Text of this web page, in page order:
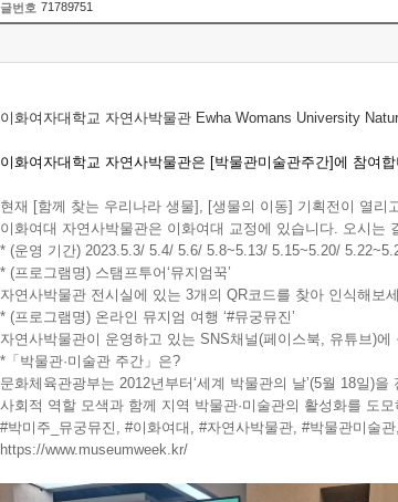
글번호 71789751
이화여자대학교 자연사박물관 Ewha Womans University
이화여자대학교 자연사박물관은 [박물관미술관주간]에 참여
현재 [함께 찾는 우리나라 생물], [생물의 이동] 기획전이 열
이화여대 자연사박물관은 이화여대 교정에 있습니다. 오시는
* (운영 기간) 2023.5.3/ 5.4/ 5.6/ 5.8~5.13/ 5.15~5.20/
* (프로그램명) 스탬프투어‘뮤지엄꾹’
자연사박물관 전시실에 있는 3개의 QR코드를 찾아 인식해
* (프로그램명) 온라인 뮤지엄 여행 ‘#뮤궁뮤진’
자연사박물관이 운영하고 있는 SNS채널(페이스북, 유튜브)에
*「박물관·미술관 주간」은?
문화체육관광부는 2012년부터‘세계 박물관의 날’(5월 18일)
사회적 역할 모색과 함께 지역 박물관·미술관의 활성화를 도
#박미주_뮤궁뮤진 , #이화여대 , #자연사박물관, #박물관미술관,
https://www.museumweek.kr/